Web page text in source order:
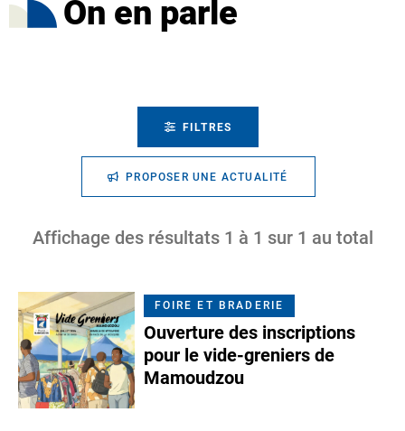
On en parle
FILTRES
PROPOSER UNE ACTUALITÉ
Affichage des résultats 1 à 1 sur 1 au total
FOIRE ET BRADERIE
Ouverture des inscriptions
pour le vide-greniers de
Mamoudzou